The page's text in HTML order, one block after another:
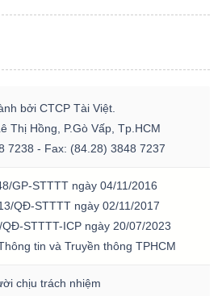
bởi CTCP Tài Việt.
Thị Hồng, P.Gò Vấp, Tp.HCM
7238 - Fax: (84.28) 3848 7237
GP-STTTT ngày 04/11/2016
QĐ-STTTT ngày 02/11/2017
STTTT-ICP ngày 20/07/2023
tin và Truyền thông TPHCM
chịu trách nhiệm